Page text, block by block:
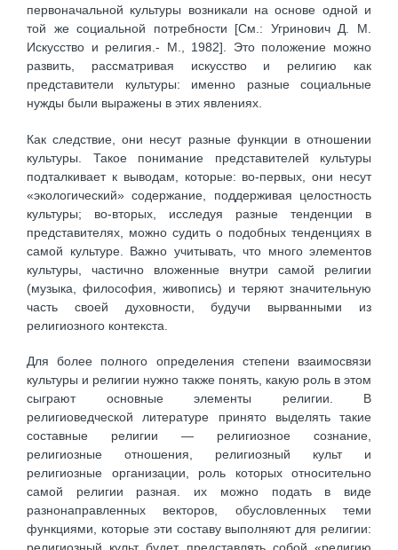
первоначальной культуры возникали на основе одной и
той же социальной потребности [См.: Угринович Д. М.
Искусство и религия.- М., 1982]. Это положение можно
развить, рассматривая искусство и религию как
представители культуры: именно разные социальные
нужды были выражены в этих явлениях.
Как следствие, они несут разные функции в отношении
культуры. Такое понимание представителей культуры
подталкивает к выводам, которые: во-первых, они несут
«экологический» содержание, поддерживая целостность
культуры; во-вторых, исследуя разные тенденции в
представителях, можно судить о подобных тенденциях в
самой культуре. Важно учитывать, что много элементов
культуры, частично вложенные внутри самой религии
(музыка, философия, живопись) и теряют значительную
часть своей духовности, будучи вырванными из
религиозного контекста.
Для более полного определения степени взаимосвязи
культуры и религии нужно также понять, какую роль в этом
сыграют основные элементы религии. В
религиоведческой литературе принято выделять такие
составные религии — религиозное сознание,
религиозные отношения, религиозный культ и
религиозные организации, роль которых относительно
самой религии разная. их можно подать в виде
разнонаправленных векторов, обусловленных теми
функциями, которые эти составу выполняют для религии: